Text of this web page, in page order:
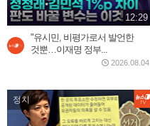
12:29
"유시민, 비평가로서 발언한
것뿐…이재명 정부...
2026.08.04
정치